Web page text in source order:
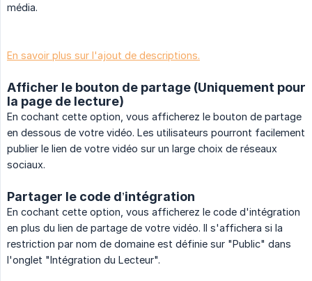
média.
En savoir plus sur l'ajout de descriptions.
Afficher le bouton de partage (Uniquement pour
la page de lecture)
En cochant cette option, vous afficherez le bouton de partage
en dessous de votre vidéo. Les utilisateurs pourront facilement
publier le lien de votre vidéo sur un large choix de réseaux
sociaux.
Partager le code d’intégration
En cochant cette option, vous afficherez le code d'intégration
en plus du lien de partage de votre vidéo. Il s'affichera si la
restriction par nom de domaine est définie sur "Public" dans
l'onglet "Intégration du Lecteur".